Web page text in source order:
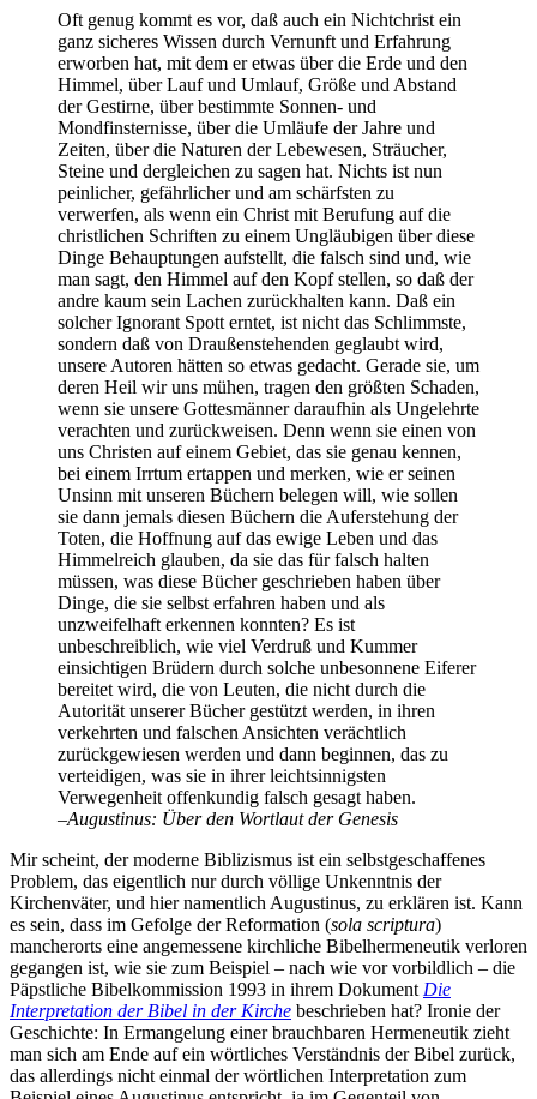
Oft genug kommt es vor, daß auch ein Nichtchrist ein
ganz sicheres Wissen durch Vernunft und Erfahrung
erworben hat, mit dem er etwas über die Erde und den
Himmel, über Lauf und Umlauf, Größe und Abstand
der Gestirne, über bestimmte Sonnen- und
Mondfinsternisse, über die Umläufe der Jahre und
Zeiten, über die Naturen der Lebewesen, Sträucher,
Steine und dergleichen zu sagen hat. Nichts ist nun
peinlicher, gefährlicher und am schärfsten zu
verwerfen, als wenn ein Christ mit Berufung auf die
christlichen Schriften zu einem Ungläubigen über diese
Dinge Behauptungen aufstellt, die falsch sind und, wie
man sagt, den Himmel auf den Kopf stellen, so daß der
andre kaum sein Lachen zurückhalten kann. Daß ein
solcher Ignorant Spott erntet, ist nicht das Schlimmste,
sondern daß von Draußenstehenden geglaubt wird,
unsere Autoren hätten so etwas gedacht. Gerade sie, um
deren Heil wir uns mühen, tragen den größten Schaden,
wenn sie unsere Gottesmänner daraufhin als Ungelehrte
verachten und zurückweisen. Denn wenn sie einen von
uns Christen auf einem Gebiet, das sie genau kennen,
bei einem Irrtum ertappen und merken, wie er seinen
Unsinn mit unseren Büchern belegen will, wie sollen
sie dann jemals diesen Büchern die Auferstehung der
Toten, die Hoffnung auf das ewige Leben und das
Himmelreich glauben, da sie das für falsch halten
müssen, was diese Bücher geschrieben haben über
Dinge, die sie selbst erfahren haben und als
unzweifelhaft erkennen konnten? Es ist
unbeschreiblich, wie viel Verdruß und Kummer
einsichtigen Brüdern durch solche unbesonnene Eiferer
bereitet wird, die von Leuten, die nicht durch die
Autorität unserer Bücher gestützt werden, in ihren
verkehrten und falschen Ansichten verächtlich
zurückgewiesen werden und dann beginnen, das zu
verteidigen, was sie in ihrer leichtsinnigsten
Verwegenheit offenkundig falsch gesagt haben.
–Augustinus: Über den Wortlaut der Genesis
Mir scheint, der moderne Biblizismus ist ein selbstgeschaffenes
Problem, das eigentlich nur durch völlige Unkenntnis der
Kirchenväter, und hier namentlich Augustinus, zu erklären ist. Kann
es sein, dass im Gefolge der Reformation (sola scriptura)
mancherorts eine angemessene kirchliche Bibelhermeneutik verloren
gegangen ist, wie sie zum Beispiel – nach wie vor vorbildlich – die
Päpstliche Bibelkommission 1993 in ihrem Dokument Die
Interpretation der Bibel in der Kirche beschrieben hat? Ironie der
Geschichte: In Ermangelung einer brauchbaren Hermeneutik zieht
man sich am Ende auf ein wörtliches Verständnis der Bibel zurück,
das allerdings nicht einmal der wörtlichen Interpretation zum